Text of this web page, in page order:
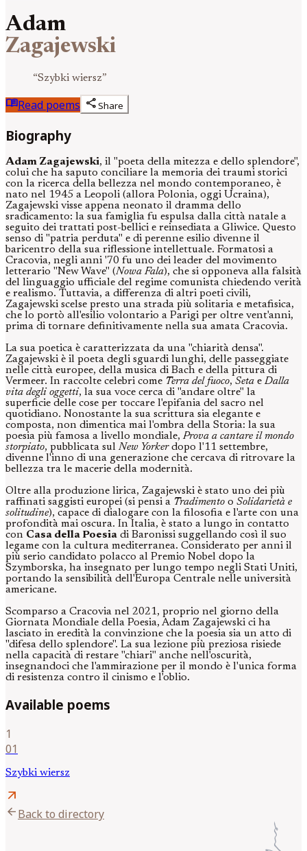
Adam
Zagajewski
“Szybki wiersz”
menu_bookRead poems shareShare
Biography
Adam Zagajewski, il "poeta della mitezza e dello splendore",
colui che ha saputo conciliare la memoria dei traumi storici
con la ricerca della bellezza nel mondo contemporaneo, è
nato nel 1945 a Leopoli (allora Polonia, oggi Ucraina),
Zagajewski visse appena neonato il dramma dello
sradicamento: la sua famiglia fu espulsa dalla città natale a
seguito dei trattati post-bellici e reinsediata a Gliwice. Questo
senso di "patria perduta" e di perenne esilio divenne il
baricentro della sua riflessione intellettuale. Formatosi a
Cracovia, negli anni '70 fu uno dei leader del movimento
letterario "New Wave" (Nowa Fala), che si opponeva alla falsità
del linguaggio ufficiale del regime comunista chiedendo verità
e realismo. Tuttavia, a differenza di altri poeti civili,
Zagajewski scelse presto una strada più solitaria e metafisica,
che lo portò all'esilio volontario a Parigi per oltre vent'anni,
prima di tornare definitivamente nella sua amata Cracovia.
La sua poetica è caratterizzata da una "chiarità densa".
Zagajewski è il poeta degli sguardi lunghi, delle passeggiate
nelle città europee, della musica di Bach e della pittura di
Vermeer. In raccolte celebri come Terra del fuoco, Seta e Dalla
vita degli oggetti, la sua voce cerca di "andare oltre" la
superficie delle cose per toccare l'epifania del sacro nel
quotidiano. Nonostante la sua scrittura sia elegante e
composta, non dimentica mai l'ombra della Storia: la sua
poesia più famosa a livello mondiale, Prova a cantare il mondo
storpiato, pubblicata sul New Yorkerdopo l'11 settembre,
divenne l'inno di una generazione che cercava di ritrovare la
bellezza tra le macerie della modernità.
Oltre alla produzione lirica, Zagajewski è stato uno dei più
raffinati saggisti europei (si pensi a Tradimento o Solidarietà e
solitudine), capace di dialogare con la filosofia e l'arte con una
profondità mai oscura. In Italia, è stato a lungo in contatto
con Casa della Poesia di Baronissi suggellando così il suo
legame con la cultura mediterranea. Considerato per anni il
più serio candidato polacco al Premio Nobel dopo la
Szymborska, ha insegnato per lungo tempo negli Stati Uniti,
portando la sensibilità dell'Europa Centrale nelle università
americane.
Scomparso a Cracovia nel 2021, proprio nel giorno della
Giornata Mondiale della Poesia, Adam Zagajewski ci ha
lasciato in eredità la convinzione che la poesia sia un atto di
"difesa dello splendore". La sua lezione più preziosa risiede
nella capacità di restare "chiari" anche nell'oscurità,
insegnandoci che l'ammirazione per il mondo è l'unica forma
di resistenza contro il cinismo e l'oblio.
Available poems
1
01
Szybki wiersz
arrow_outward
arrow_backBack to directory